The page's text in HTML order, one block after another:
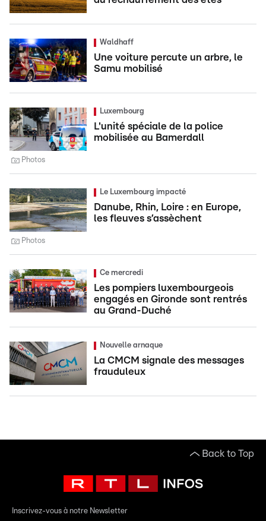
Waldhaff
Une voiture percute un arbre, le
Samu mobilisé
Luxembourg
L'unité spéciale de la police
mobilisée au Bamerdall
Photos
Le Luxembourg impacté
Danube, Rhin, Loire : en Europe,
les fleuves s’assèchent
Photos
Ce mercredi
Les pompiers luxembourgeois
engagés en Gironde sont rentrés
au Grand-Duché
Nouvelle arnaque
La CMCM signale des messages
frauduleux
Back to Top
Inscrivez-vous à notre Newsletter